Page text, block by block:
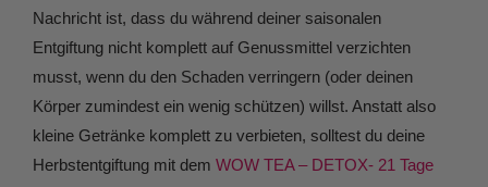
Nachricht ist, dass du während deiner saisonalen
Entgiftung nicht komplett auf Genussmittel verzichten
musst, wenn du den Schaden verringern (oder deinen
Körper zumindest ein wenig schützen) willst. Anstatt also
kleine Getränke komplett zu verbieten, solltest du deine
Herbstentgiftung mit dem WOW TEA – DETOX- 21 Tage